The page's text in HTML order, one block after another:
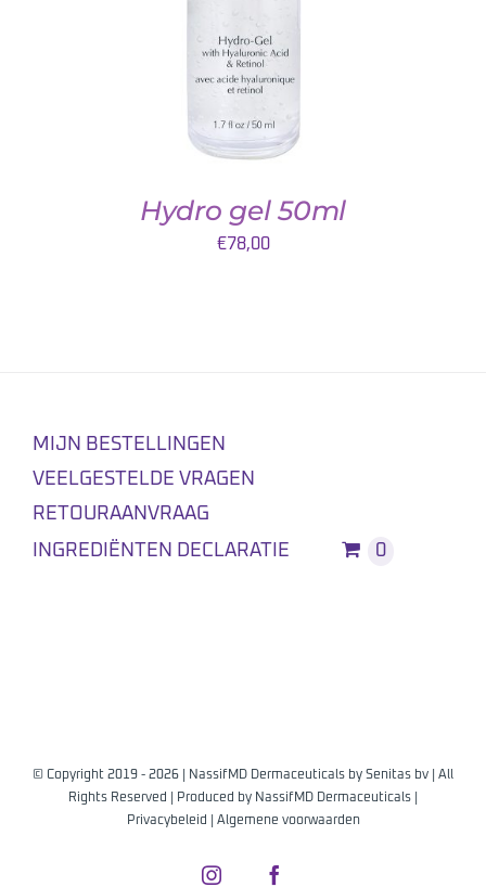
Hydro gel 50ml
€78,00
MIJN BESTELLINGEN
VEELGESTELDE VRAGEN
RETOURAANVRAAG
INGREDIËNTEN DECLARATIE
0
© Copyright 2019 - 2026 | NassifMD Dermaceuticals by Senitas bv | All
Rights Reserved | Produced by NassifMD Dermaceuticals
Privacybeleid
Algemene voorwaarden